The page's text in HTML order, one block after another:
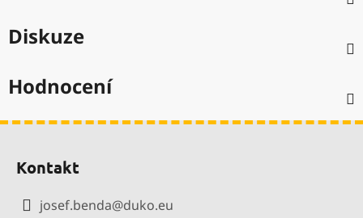
Diskuze
Hodnocení
Kontakt
josef.benda@duko.eu